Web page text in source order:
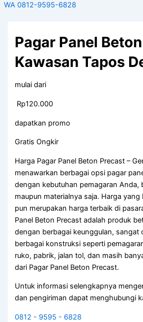
WA 0812-9595-6828
Pagar Panel Beton
Kawasan Tapos
mulai dari
Rp120.000
dapatkan promo
Gratis Ongkir
Harga Pagar Panel Beton Precast –
menawarkan berbagai opsi pagar
dengan kebutuhan pemagaran Anda,
maupun materialnya saja. Harga yang
pun merupakan harga terbaik di
Panel Beton Precast adalah produk
dengan berbagai keunggulan, sangat
berbagai konstruksi seperti
ruko, pabrik, jalan tol, dan masih
dari Pagar Panel Beton Precast.
Untuk informasi selengkapnya
dan pengiriman dapat menghubungi
0812 - 9595 - 6828